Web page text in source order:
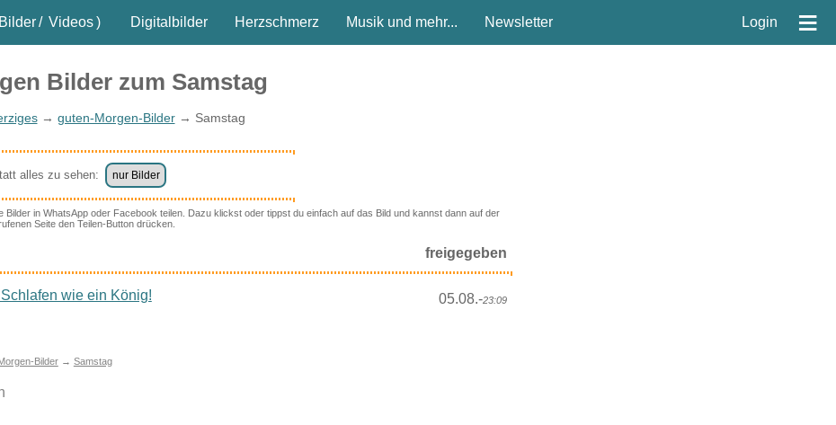
Bilder/ Videos) Digitalbilder Herzschmerz Musik und mehr... Newsletter Login ≡
Bilder zum Samstag
→ guten-Morgen-Bilder→ Samstag
alles zu sehen: nur Bilder
in WhatsApp oder Facebook teilen. Dazu klickst oder tippst du einfach auf das Bild und kannst dann auf der
Seite den Teilen-Button drücken.
freigegeben
wie ein König!
Bilder→ Samstag
05.08.-23:09